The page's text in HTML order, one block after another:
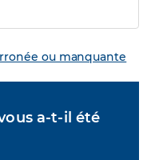
ou manquante
a-t-il été